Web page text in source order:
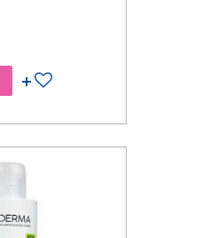
Tilføj til ønskeseddel